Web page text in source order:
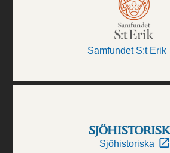
Samfundet S:t Erik
Sjöhistoriska